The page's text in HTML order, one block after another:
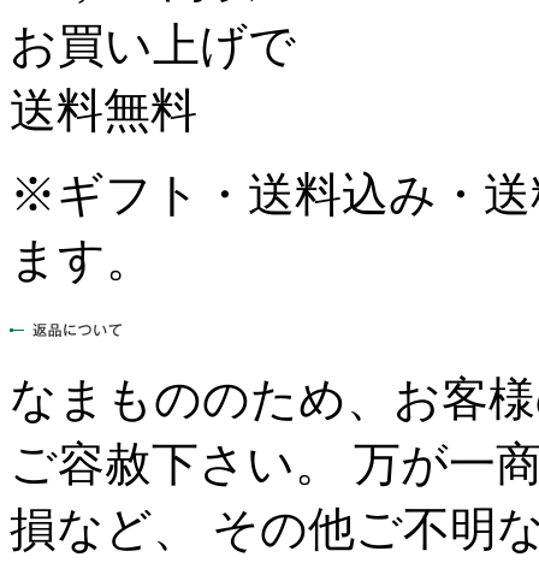
※ギフト・送料込み・
ます。
なまもののため、お客
ご容赦下さい。 万が一
損など、 その他ご不明